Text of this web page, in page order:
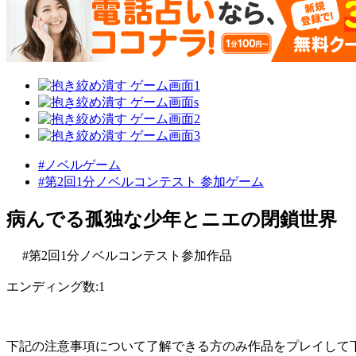
#ノベルゲーム
#第2回1分ノベルコンテスト 参加ゲーム
病んでる孤独な少年とニエの閉鎖世界
#第2回1分ノベルコンテスト参加作品
エンディング数:1
下記の注意事項について了解できる方のみ作品をプレイして